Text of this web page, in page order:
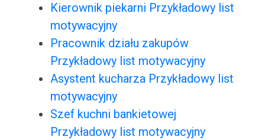
Kierownik piekarni Przykładowy list
motywacyjny
Pracownik działu zakupów
Przykładowy list motywacyjny
Asystent kucharza Przykładowy list
motywacyjny
Szef kuchni bankietowej
Przykładowy list motywacyjny